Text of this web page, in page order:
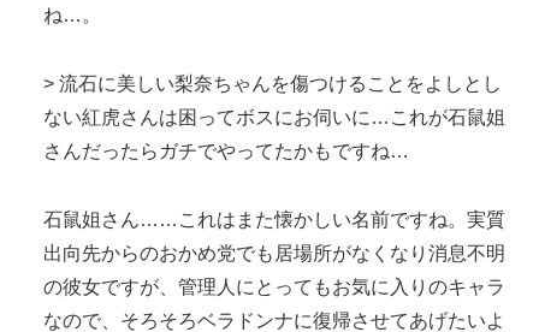
ね…。
> 流石に美しい梨奈ちゃんを傷つけることをよしとし
ない紅虎さんは困ってボスにお伺いに…これが石鼠姐
さんだったらガチでやってたかもですね…
石鼠姐さん……これはまた懐かしい名前ですね。実質
出向先からのおかめ党でも居場所がなくなり消息不明
の彼女ですが、管理人にとってもお気に入りのキャラ
なので、そろそろベラドンナに復帰させてあげたいよ